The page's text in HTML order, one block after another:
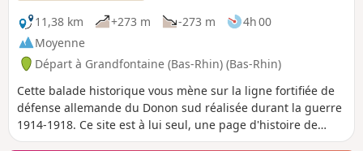
11,38 km
+273 m -273 m
4h 00
Moyenne
Départ à Grandfontaine (Bas-Rhin) (Bas-Rhin)
Cette balade historique vous mène sur la ligne fortifiée de
défense allemande du Donon sud réalisée durant la guerre
1914-1918. Ce site est à lui seul, une page d'histoire de
l'Alsace.